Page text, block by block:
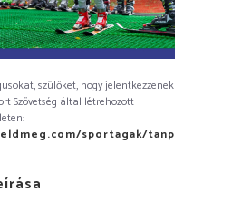
szülőket, hogy jelentkezzenek
Szövetség által létrehozott
sportagak/tanp